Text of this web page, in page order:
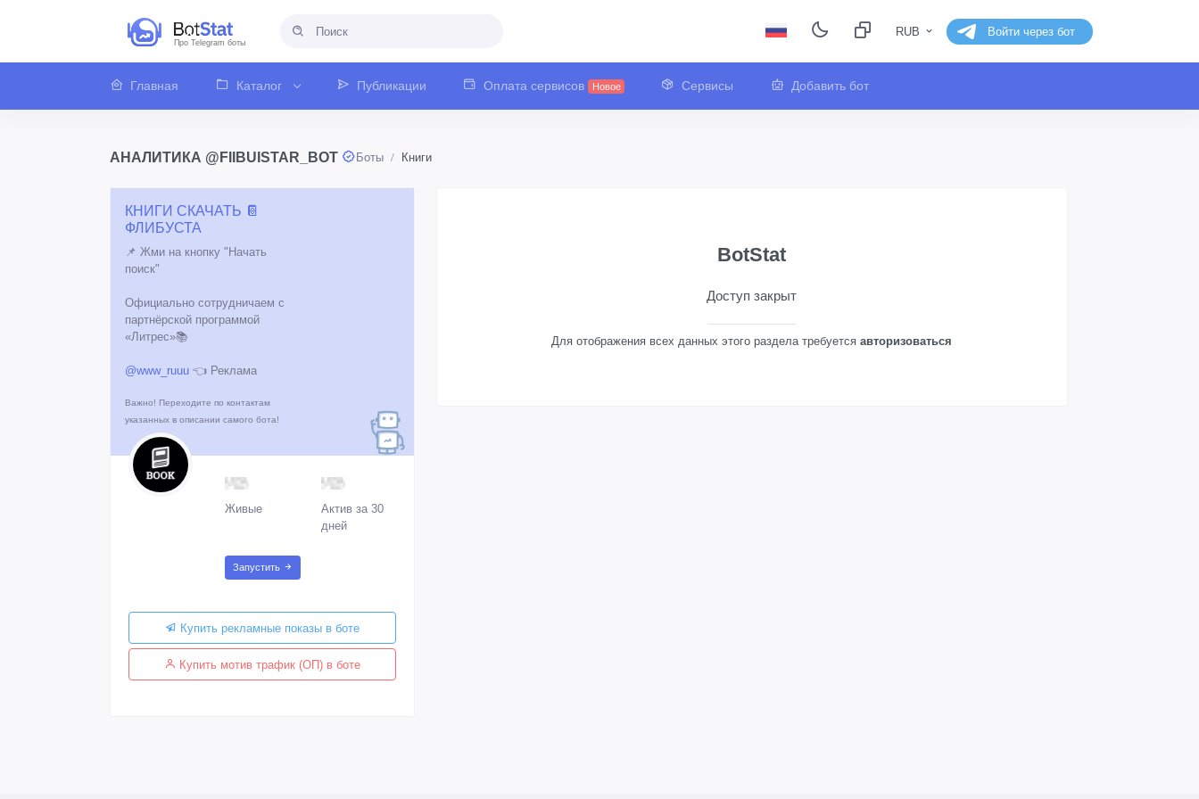
Про Telegram боты
RUB Войти через бот
Главная Каталог Публикации Оплата сервисов Новое Сервисы Добавить бот
АНАЛИТИКА @FIIBUISTAR_BOT Боты Книги
КНИГИ СКАЧАТЬ 📔
ФЛИБУСТА
📌 Жми на кнопку "Начать
поиск"
Официально сотрудничаем с
партнёрской программой
«Литрес»📚
@www_ruuu 👈 Реклама
Важно! Переходите по контактам
указанных в описании самого бота!
Живые
Актив за 30
дней
Запустить
Купить рекламные показы в боте
Купить мотив трафик (ОП) в боте
BotStat
Доступ закрыт
Для отображения всех данных этого раздела требуетсяавторизоваться